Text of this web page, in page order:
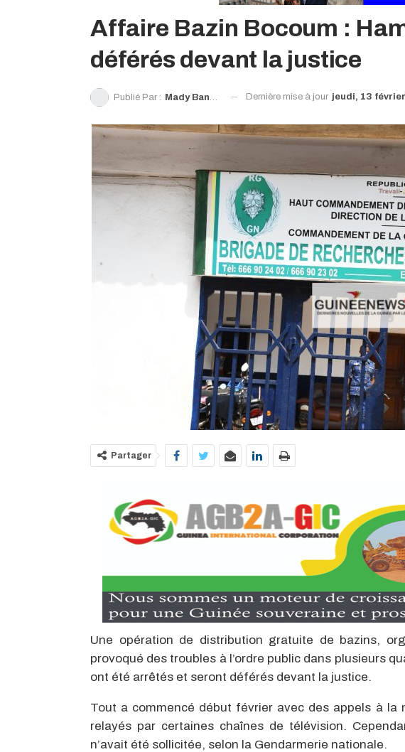
Affaire Bazin Bocoum :
déférés devant la justice
Publié Par : Mady Bangoura Dernière mise à jour jeudi, 13
Partager
Une opération de distribution gratuite de bazins,
provoqué des troubles à l’ordre public dans plusieurs
ont été arrêtés et seront déférés devant la justice.
Tout a commencé début février avec des appels à la
relayés par certaines chaînes de télévision.
n’avait été sollicitée, selon la Gendarmerie nationale.